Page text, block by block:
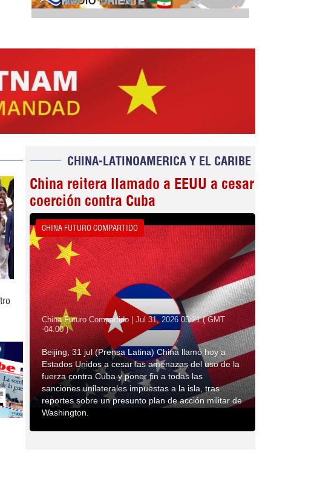
CHINA-LATINOAMERICA Y EL CARIBE
China reitera llamado a EEUU a cesar
coerción contra Cuba
CHINA FUTURO COMPARTIDO
China Futuro Compartido | Jul 31, 2026 05:21 ( GMT
-04:00 )
Beijing, 31 jul (Prensa Latina) China llamó hoy a
Estados Unidos a cesar las amenazas del uso de la
fuerza contra Cuba y poner fin a todas las
sanciones unilaterales impuestas a la isla, tras
reportes sobre un presunto plan de acción militar de
Washington.